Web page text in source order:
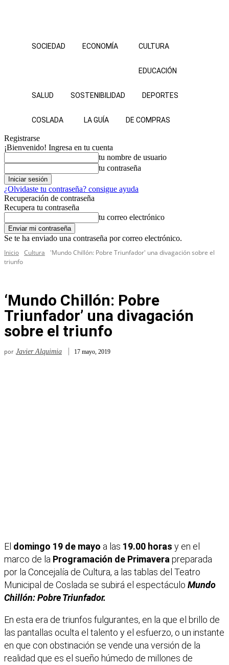
SOCIEDAD ECONOMÍA CULTURA
EDUCACIÓN
SALUD SOSTENIBILIDAD DEPORTES
COSLADA LA GUÍA DE COMPRAS
Registrarse
¡Bienvenido! Ingresa en tu cuenta
tu nombre de usuario
tu contraseña
¿Olvidaste tu contraseña? consigue ayuda
Recuperación de contraseña
Recupera tu contraseña
tu correo electrónico
Se te ha enviado una contraseña por correo electrónico.
Inicio Cultura
'Mundo Chillón: Pobre Triunfador' una divagación sobre el
triunfo
‘Mundo Chillón: Pobre
Triunfador’ una divagación
sobre el triunfo
por Javier Alquimia 17 mayo, 2019
El domingo 19 de mayo a las 19.00 horas y en el
marco de la Programación de Primaverapreparada
por la Concejalía de Cultura, a las tablas del Teatro
Municipal de Coslada se subirá el espectáculo Mundo
Chillón: Pobre Triunfador.
En esta era de triunfos fulgurantes, en la que el brillo de
las pantallas oculta el talento y el esfuerzo, o un instante
en que con obstinación se vende una versión de la
realidad que es el sueño húmedo de millones de